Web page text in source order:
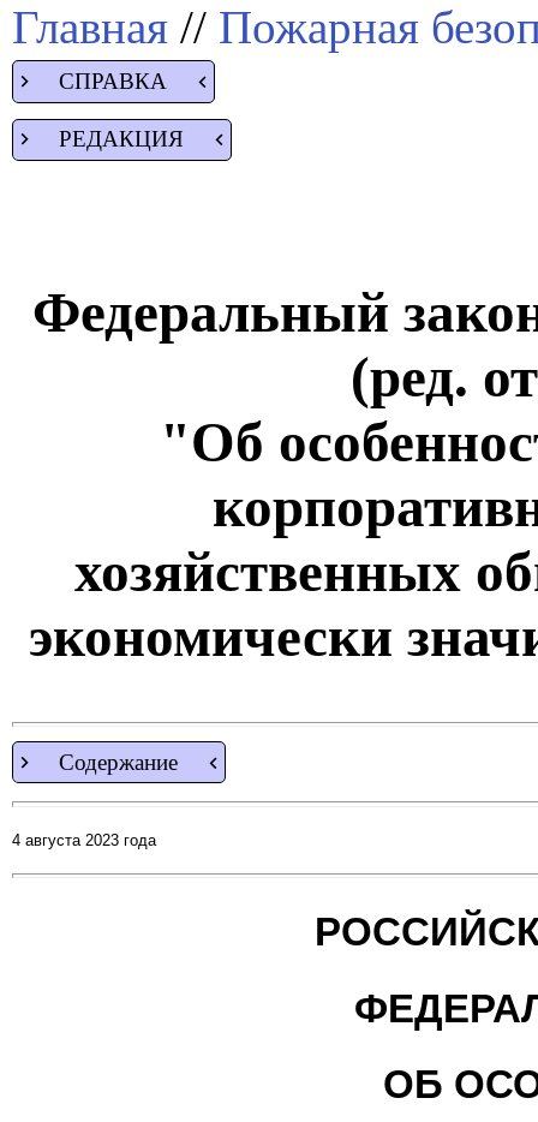
Главная // Пожарная
СПРАВКА
РЕДАКЦИЯ
Федеральный
(ред.
"Об
хозяйственных
экономически
Содержание
4 августа 2023 года
ОБ